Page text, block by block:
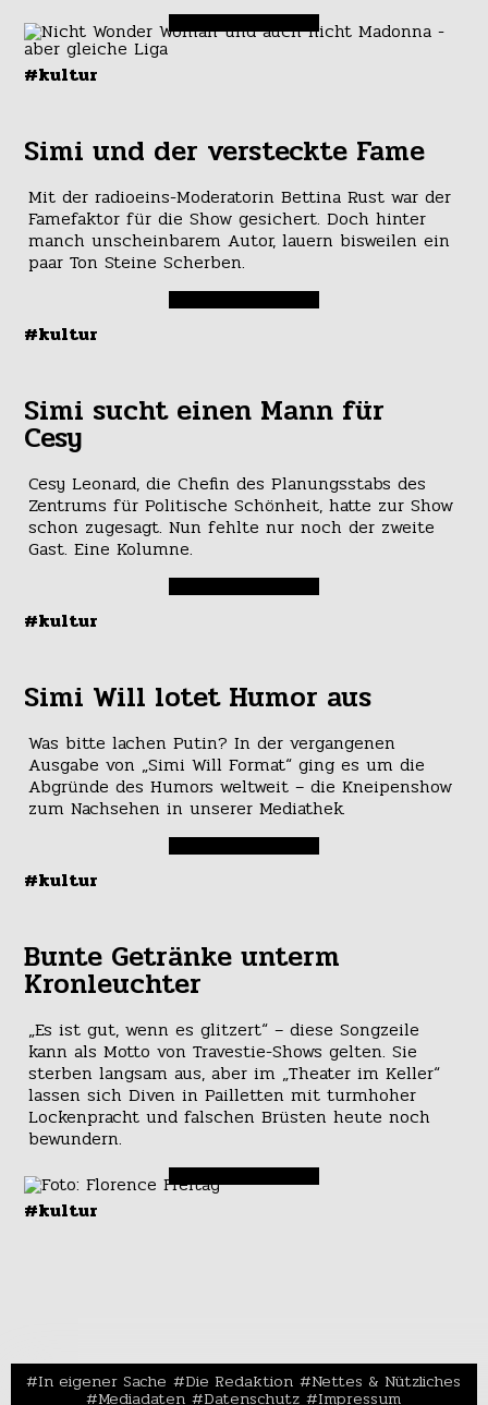
#kultur
Simi und der versteckte Fame
Mit der radioeins-Moderatorin Bettina Rust war der
Famefaktor für die Show gesichert. Doch hinter
manch unscheinbarem Autor, lauern bisweilen ein
paar Ton Steine Scherben.
#kultur
Simi sucht einen Mann für
Cesy
Cesy Leonard, die Chefin des Planungsstabs des
Zentrums für Politische Schönheit, hatte zur Show
schon zugesagt. Nun fehlte nur noch der zweite
Gast. Eine Kolumne.
#kultur
Simi Will lotet Humor aus
Was bitte lachen Putin? In der vergangenen
Ausgabe von „Simi Will Format“ ging es um die
Abgründe des Humors weltweit – die Kneipenshow
zum Nachsehen in unserer Mediathek.
#kultur
Bunte Getränke unterm
Kronleuchter
„Es ist gut, wenn es glitzert“ – diese Songzeile
kann als Motto von Travestie-Shows gelten. Sie
sterben langsam aus, aber im „Theater im Keller“
lassen sich Diven in Pailletten mit turmhoher
Lockenpracht und falschen Brüsten heute noch
bewundern.
#kultur
In eigener Sache Die Redaktion Nettes & Nützliches
Mediadaten Datenschutz Impressum